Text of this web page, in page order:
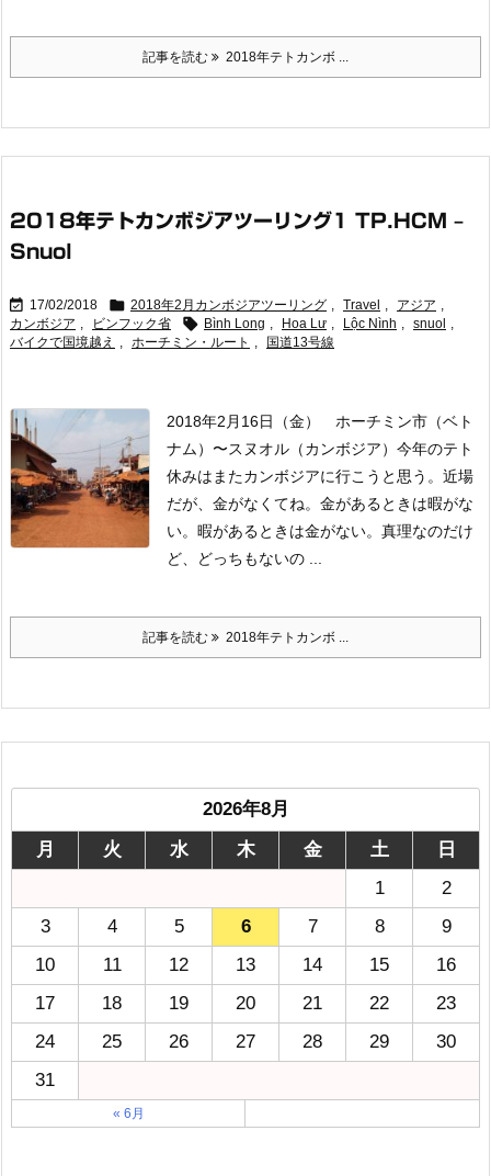
記事を読む 2018年テトカンボ ...
2018年テトカンボジアツーリング1 TP.HCM –
Snuol
 17/02/2018  2018年2月カンボジアツーリング , Travel , アジア ,
カンボジア , ビンフック省  Bình Long , Hoa Lư , Lộc Nình , snuol ,
バイクで国境越え
, ホーチミン・ルート , 国道13号線
2018年2月16日（金） ホーチミン市（ベト
ナム）〜スヌオル（カンボジア） 今年のテト
休みはまたカンボジアに行こうと思う。近場
だが、金がなくてね。 金があるときは暇がな
い。暇があるときは金がない。真理なのだけ
ど、どっちもないの ...
記事を読む 2018年テトカンボ ...
2026年8月
月
火 水 木 金 土
日
1
2
3
4 5 6 7 8
9
10
11 12 13 14 15
16
17
18 19 20 21 22
23
24
25 26 27 28 29
30
31
« 6月